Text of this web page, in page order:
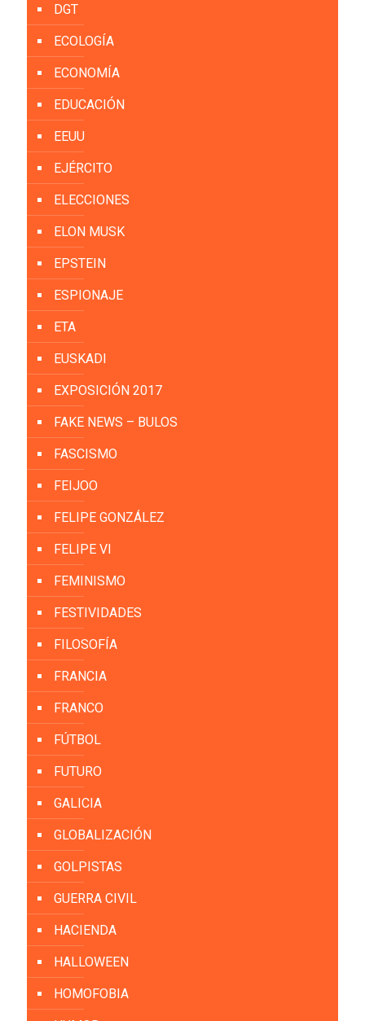
DGT
ECOLOGÍA
ECONOMÍA
EDUCACIÓN
EEUU
EJÉRCITO
ELECCIONES
ELON MUSK
EPSTEIN
ESPIONAJE
ETA
EUSKADI
EXPOSICIÓN 2017
FAKE NEWS – BULOS
FASCISMO
FEIJOO
FELIPE GONZÁLEZ
FELIPE VI
FEMINISMO
FESTIVIDADES
FILOSOFÍA
FRANCIA
FRANCO
FÚTBOL
FUTURO
GALICIA
GLOBALIZACIÓN
GOLPISTAS
GUERRA CIVIL
HACIENDA
HALLOWEEN
HOMOFOBIA